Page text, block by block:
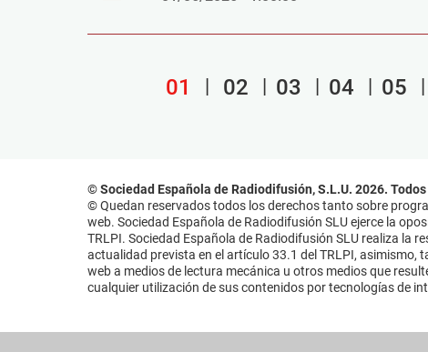
01 02 03 04 05
© Sociedad Española de Radiodifusión, S.L.U. 2026.
© Quedan reservados todos los derechos tanto sobre
web. Sociedad Española de Radiodifusión SLU ejerce la
TRLPI. Sociedad Española de Radiodifusión SLU realiza la
actualidad prevista en el artículo 33.1 del TRLPI, asimismo,
web a medios de lectura mecánica u otros medios que
cualquier utilización de sus contenidos por tecnologías de